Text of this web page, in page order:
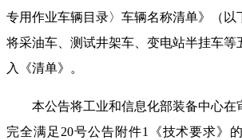
专用作业车辆目录〉车辆名称清单》（以
将采油车、测试井架车、变电站半挂车等
入《清单》。
本公告将工业和信息化部装备中心在
完全满足20号公告附件1《技术要求》